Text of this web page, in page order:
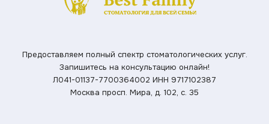
Предоставляем полный спектр стоматологических услуг.
Запишитесь на консультацию онлайн!
Л041-01137-7700364002 ИНН 9717102387
Москва просп. Мира, д. 102, с. 35